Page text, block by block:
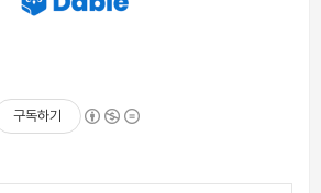
구독하기